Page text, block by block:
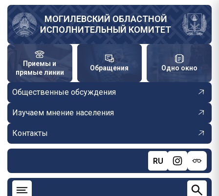
Перейти
основному
содержанию
МОГИЛЕВСКИЙ ОБЛАСТНОЙ
ИСПОЛНИТЕЛЬНЫЙ КОМИТЕТ
Приемы и
прямые линии
Обращения Одно окно
Общественные обсуждения
Изучаем мнение населения
Контакты
RU